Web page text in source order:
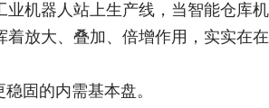
机器人站上生产线，当智能仓库
放大、叠加、倍增作用，实实在
固的内需基本盘。